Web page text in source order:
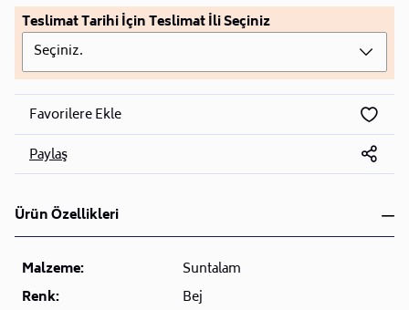
Teslimat Tarihi İçin Teslimat İli Seçiniz
Seçiniz.
Favorilere Ekle
Paylaş
Ürün Özellikleri
Malzeme:
Suntalam
Renk:
Bej